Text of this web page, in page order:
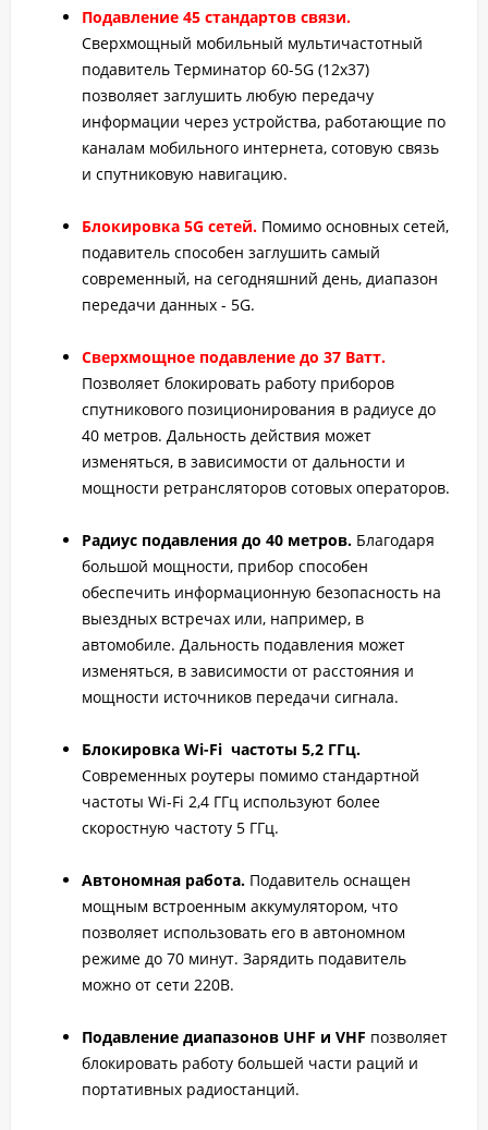
Подавление 45 стандартов связи.
Сверхмощный мобильный мультичастотный
подавитель Терминатор 60-5G (12х37)
позволяет заглушить любую передачу
информации через устройства, работающие по
каналам мобильного интернета, сотовую связь
и спутниковую навигацию.
Блокировка 5G сетей. Помимо основных сетей,
подавитель способен заглушить самый
современный, на сегодняшний день, диапазон
передачи данных - 5G.
Сверхмощное подавление до 37 Ватт.
Позволяет блокировать работу приборов
спутникового позиционирования в радиусе до
40 метров. Дальность действия может
изменяться, в зависимости от дальности и
мощности ретрансляторов сотовых операторов.
Радиус подавления до 40 метров. Благодаря
большой мощности, прибор способен
обеспечить информационную безопасность на
выездных встречах или, например, в
автомобиле. Дальность подавления может
изменяться, в зависимости от расстояния и
мощности источников передачи сигнала.
Блокировка Wi-Fi частоты 5,2 ГГц.
Современных роутеры помимо стандартной
частоты Wi-Fi 2,4 ГГц используют более
скоростную частоту 5 ГГц.
Автономная работа. Подавитель оснащен
мощным встроенным аккумулятором, что
позволяет использовать его в автономном
режиме до 70 минут. Зарядить подавитель
можно от сети 220В.
Подавление диапазонов UHF и VHF позволяет
блокировать работу большей части раций и
портативных радиостанций.